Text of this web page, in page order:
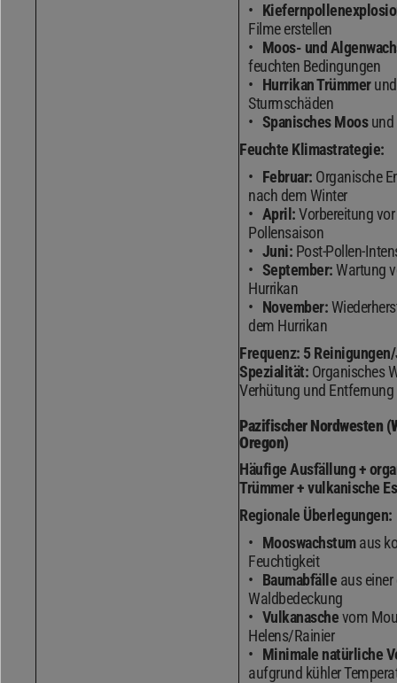
Filme erstellen
Moos- und
feuchten Bedingungen
Hurrikan Trümmerund
Sturmschäden
Spanisches Moosund
Feuchte Klimastrategie:
Februar: Organische
nach dem Winter
April:Vorbereitung vor
Pollensaison
Juni: Post-Pollen-
September:Wartung
Hurrikan
November:
dem Hurrikan
Frequenz: 5
Spezialität: Organisches
Verhütung und Entfernung
Pazifischer Nordwesten
Oregon)
Häufige Ausfällung +
Trümmer + vulkanische
Regionale Überlegungen:
Mooswachstumaus
Feuchtigkeit
Baumabfälle aus
Waldbedeckung
Vulkanaschevom
Helens/Rainier
Minimale natürliche
aufgrund kühler